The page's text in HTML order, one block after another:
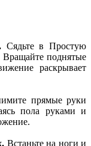
Сядьте в Простую
Вращайте поднятые
раскрывает
прямые руки
пола руками и
Встаньте на ноги и